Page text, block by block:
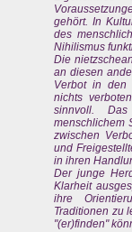
gehört. In
des
Nihilismus
Die
an diesen
Verbot in den
nichts
sinnvoll.
menschlichem
zwischen
und
in ihren
Der junge
Klarheit
ihre
Traditionen zu
"(er)finden"